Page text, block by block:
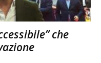
che